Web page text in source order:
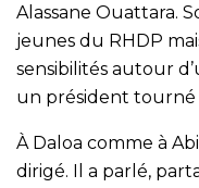
Alassane Ouattara.
jeunes du RHDP
sensibilités autour
un président tourné
À Daloa comme à
dirigé. Il a parlé,